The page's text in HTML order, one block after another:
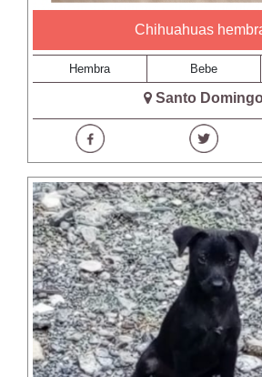
Chihuahuas
Hembra Bebe
Santo